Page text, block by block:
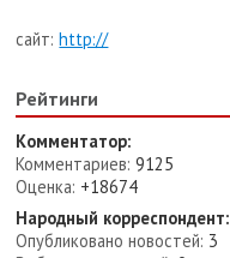
сайт: http://
Рейтинги
Комментатор:
Комментариев: 9125
Оценка: +18674
Народный корреспондент:
Опубликовано новостей: 3